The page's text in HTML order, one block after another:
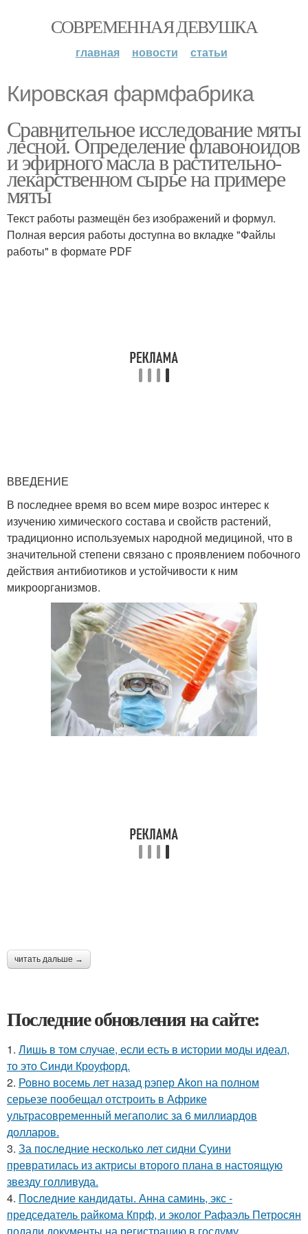
СОВРЕМЕННАЯ ДЕВУШКА
главная новости статьи
Кировская фармфабрика
Сравнительное исследование мяты
лесной. Определение флавоноидов
и эфирного масла в растительно-
лекарственном сырье на примере
мяты
Текст работы размещён без изображений и формул.
Полная версия работы доступна во вкладке "Файлы
работы" в формате PDF
ВВЕДЕНИЕ
В последнее время во всем мире возрос интерес к
изучению химического состава и свойств растений,
традиционно используемых народной медициной, что в
значительной степени связано с проявлением побочного
действия антибиотиков и устойчивости к ним
микроорганизмов.
читать дальше →
Последние обновления на сайте:
1. Лишь в том случае, если есть в истории моды идеал,
то это Синди Кроуфорд.
2. Ровно восемь лет назад рэпер Akon на полном
серьезе пообещал отстроить в Африке
ультрасовременный мегаполис за 6 миллиардов
долларов.
3. За последние несколько лет сидни Суини
превратилась из актрисы второго плана в настоящую
звезду голливуда.
4. Последние кандидаты. Анна саминь, экс -
председатель райкома Кпрф, и эколог Рафаэль Петросян
подали документы на регистрацию в госдуму.